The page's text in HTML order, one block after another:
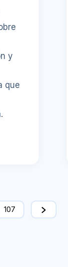
y
que
107